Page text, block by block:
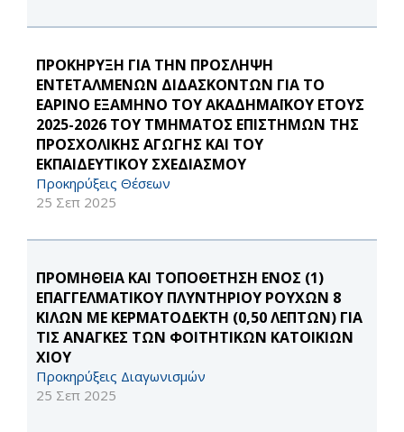
ΠΡΟΚΗΡΥΞΗ ΓΙΑ ΤΗΝ ΠΡΟΣΛΗΨΗ
ΕΝΤΕΤΑΛΜΕΝΩΝ ΔΙΔΑΣΚΟΝΤΩΝ ΓΙΑ ΤΟ
ΕΑΡΙΝΟ ΕΞΑΜΗΝΟ ΤΟΥ ΑΚΑΔΗΜΑΪΚΟΥ ΕΤΟΥΣ
2025-2026 ΤΟΥ ΤΜΗΜΑΤΟΣ ΕΠΙΣΤΗΜΩΝ ΤΗΣ
ΠΡΟΣΧΟΛΙΚΗΣ ΑΓΩΓΗΣ ΚΑΙ ΤΟΥ
ΕΚΠΑΙΔΕΥΤΙΚΟΥ ΣΧΕΔΙΑΣΜΟΥ
Προκηρύξεις Θέσεων
25 Σεπ 2025
ΠΡΟΜΗΘΕΙΑ ΚΑΙ ΤΟΠΟΘΕΤΗΣΗ ΕΝΟΣ (1)
ΕΠΑΓΓΕΛΜΑΤΙΚΟΥ ΠΛΥΝΤΗΡΙΟΥ ΡΟΥΧΩΝ 8
ΚΙΛΩΝ ΜΕ ΚΕΡΜΑΤΟΔΕΚΤΗ (0,50 ΛΕΠΤΩΝ) ΓΙΑ
ΤΙΣ ΑΝΑΓΚΕΣ ΤΩΝ ΦΟΙΤΗΤΙΚΩΝ ΚΑΤΟΙΚΙΩΝ
ΧΙΟΥ
Προκηρύξεις Διαγωνισμών
25 Σεπ 2025